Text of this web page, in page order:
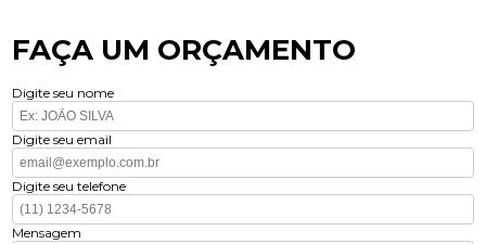
FAÇA UM ORÇAMENTO
Digite seu nome
Digite seu email
Digite seu telefone
Mensagem